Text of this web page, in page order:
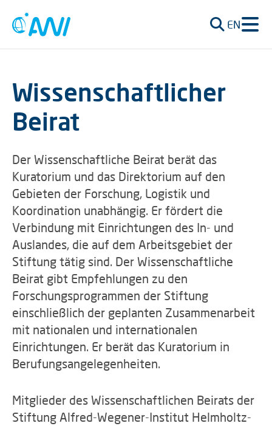
EN
Wissenschaftlicher
Beirat
Der Wissenschaftliche Beirat berät das
Kuratorium und das Direktorium auf den
Gebieten der Forschung, Logistik und
Koordination unabhängig. Er fördert die
Verbindung mit Einrichtungen des In- und
Auslandes, die auf dem Arbeitsgebiet der
Stiftung tätig sind. Der Wissenschaftliche
Beirat gibt Empfehlungen zu den
Forschungsprogrammen der Stiftung
einschließlich der geplanten Zusammenarbeit
mit nationalen und internationalen
Einrichtungen. Er berät das Kuratorium in
Berufungsangelegenheiten.
Mitglieder des Wissenschaftlichen Beirats der
Stiftung Alfred-Wegener-Institut Helmholtz-